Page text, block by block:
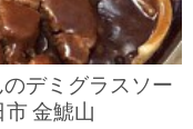
デミグラスソー
市 金鯱山